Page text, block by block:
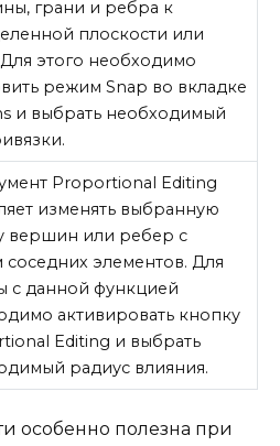
грани и ребра к
плоскости или
Для этого необходимо
режим Snap во вкладке
и выбрать необходимый
Proportional Editing
изменять выбранную
вершин или ребер с
соседних элементов. Для
с данной функцией
активировать кнопку
Editing и выбрать
радиус влияния.
особенно полезна при